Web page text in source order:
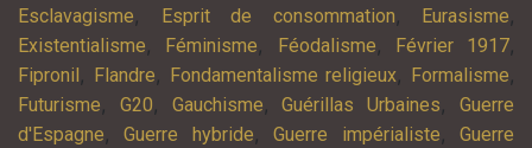
Esclavagisme, Esprit de consommation, Eurasisme,
Existentialisme, Féminisme, Féodalisme, Février 1917,
Fipronil, Flandre, Fondamentalisme religieux, Formalisme,
Futurisme, G20, Gauchisme,Guérillas Urbaines,Guerre
d'Espagne,Guerre hybride,Guerre impérialiste,Guerre